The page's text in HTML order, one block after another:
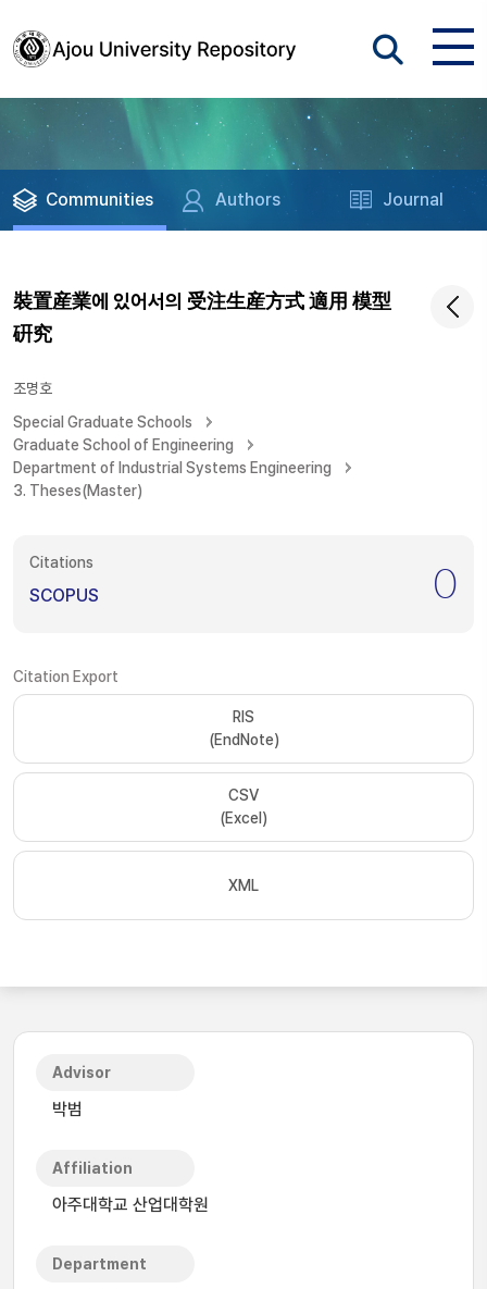
Communities Authors Journal
裝置産業에 있어서의 受注生産方式 適用 模型
硏究
조명호
Special Graduate Schools
Graduate School of Engineering
Department of Industrial Systems Engineering
3. Theses(Master)
Citations
SCOPUS 0
Citation Export
RIS
(EndNote)
CSV
(Excel)
XML
Advisor
박범
Affiliation
아주대학교 산업대학원
Department